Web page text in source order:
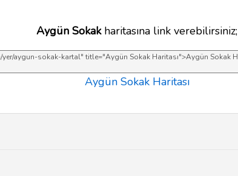
Aygün Sokakharitasına link verebilirsiniz;
Aygün Sokak Haritası